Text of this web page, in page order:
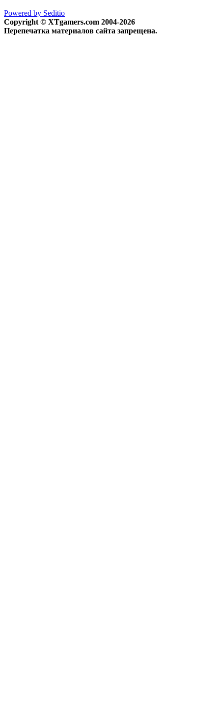
Powered by Seditio
Copyright © XTgamers.com 2004-2026
Перепечатка материалов сайта запрещена.